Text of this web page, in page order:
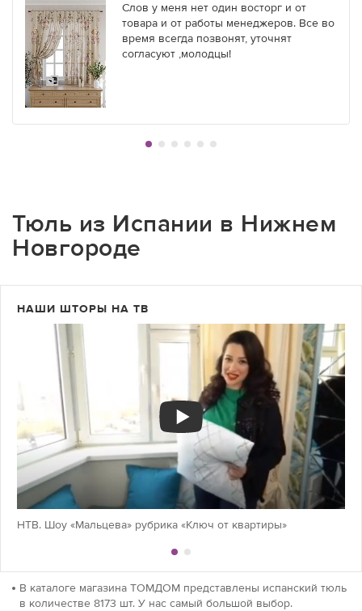
Слов у меня нет один восторг и от
товара и от работы менеджеров. Все во
время всегда позвонят, уточнят
согласуют ,молодцы!
Тюль из Испании в Нижнем
Новгороде
НАШИ ШТОРЫ НА ТВ
НТВ. Шоу «Мальцева» рубрика «Ключ от квартиры»
В каталоге магазина ТОМДОМ представлены испанский тюль
в количестве 8173 шт. У нас самый большой выбор.